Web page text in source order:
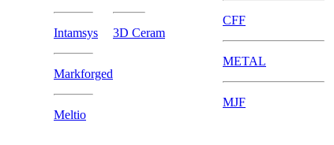
Intamsys
Markforged
Meltio
3D Ceram
CFF
METAL
MJF